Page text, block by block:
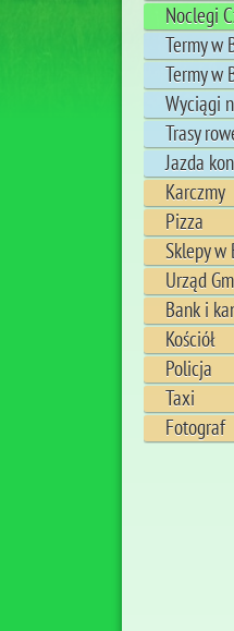
Noclegi
Termy w
Termy w
Wyciągi
Trasy
Jazda
Karczmy
Pizza
Sklepy w
Urząd
Bank i
Kościół
Policja
Taxi
Fotograf